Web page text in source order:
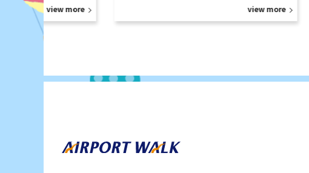
view more view more